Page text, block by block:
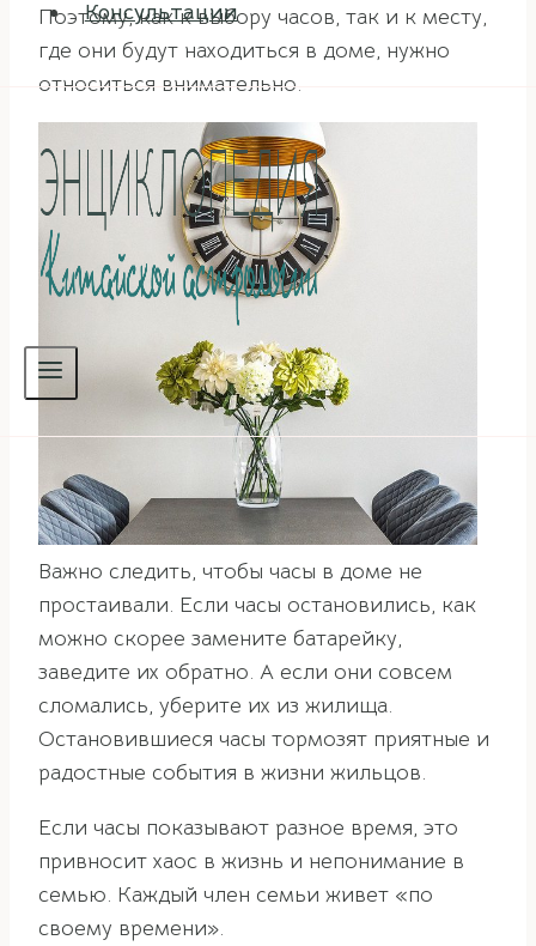
Консультации
Поэтому, как к выбору часов, так и к месту,
где они будут находиться в доме, нужно
относиться внимательно.
Важно следить, чтобы часы в доме не
простаивали. Если часы остановились, как
можно скорее замените батарейку,
заведите их обратно. А если они совсем
сломались, уберите их из жилища.
Остановившиеся часы тормозят приятные и
радостные события в жизни жильцов.
Если часы показывают разное время, это
привносит хаос в жизнь и непонимание в
семью. Каждый член семьи живет «по
своему времени».